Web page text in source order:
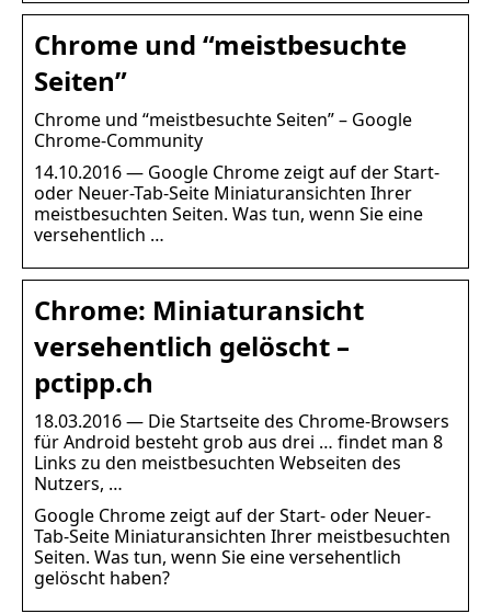
Chrome und “meistbesuchte
Seiten”
Chrome und “meistbesuchte Seiten” – Google
Chrome-Community
14.10.2016 — Google Chrome zeigt auf der Start-
oder Neuer-Tab-Seite Miniaturansichten Ihrer
meistbesuchten Seiten. Was tun, wenn Sie eine
versehentlich …
Chrome: Miniaturansicht
versehentlich gelöscht –
pctipp.ch
18.03.2016 — Die Startseite des Chrome-Browsers
für Android besteht grob aus drei … findet man 8
Links zu den meistbesuchten Webseiten des
Nutzers, …
Google Chrome zeigt auf der Start- oder Neuer-
Tab-Seite Miniaturansichten Ihrer meistbesuchten
Seiten. Was tun, wenn Sie eine versehentlich
gelöscht haben?